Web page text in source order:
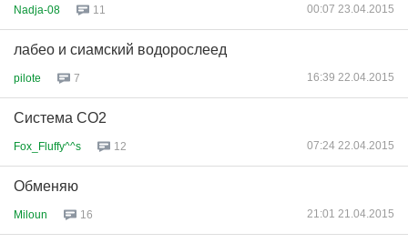
Nadja-08 11 00:07 23.04.2015
лабео и сиамский водорослеед
pilote 7 16:39 22.04.2015
Система СО2
Fox_Fluffy^^s 12 07:24 22.04.2015
Обменяю
Miloun 16 21:01 21.04.2015